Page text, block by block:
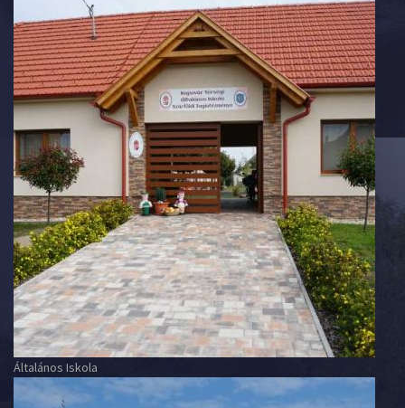
Általános Iskola